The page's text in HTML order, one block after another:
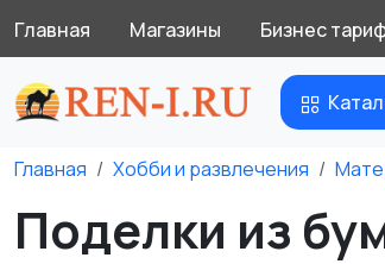
Главная Магазины Бизнес
Главная Хобби и развлечения
Поделки из